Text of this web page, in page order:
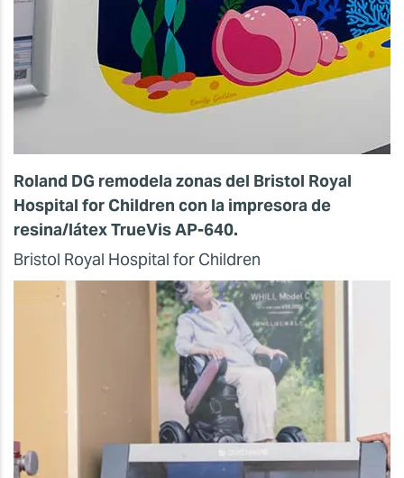
Roland DG remodela zonas del Bristol Royal
Hospital for Children con la impresora de
resina/látex TrueVis AP-640.
Bristol Royal Hospital for Children